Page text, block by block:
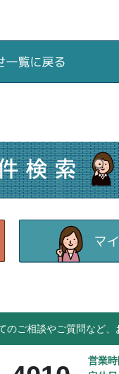
のご相談やご質問など、
営業